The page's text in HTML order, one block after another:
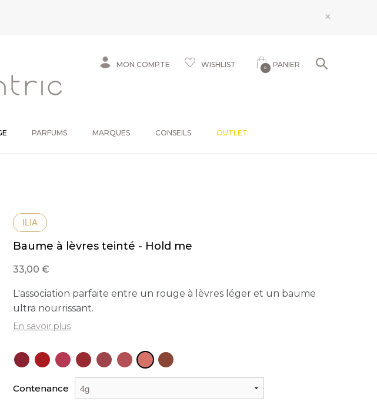
×
MON COMPTE WISHLIST 0 PANIER
PARFUMS MARQUES CONSEILS OUTLET
ILIA
Baume à lèvres teinté - Hold me
33,00
L'association parfaite entre un rouge à lèvres léger et un baume
ultra nourrissant.
En savoir plus
Contenance